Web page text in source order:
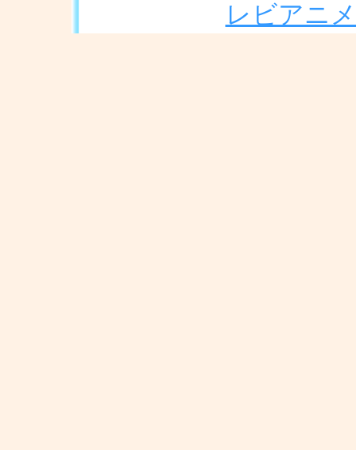
レビアニメ